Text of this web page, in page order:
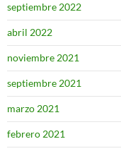
septiembre 2022
abril 2022
noviembre 2021
septiembre 2021
marzo 2021
febrero 2021